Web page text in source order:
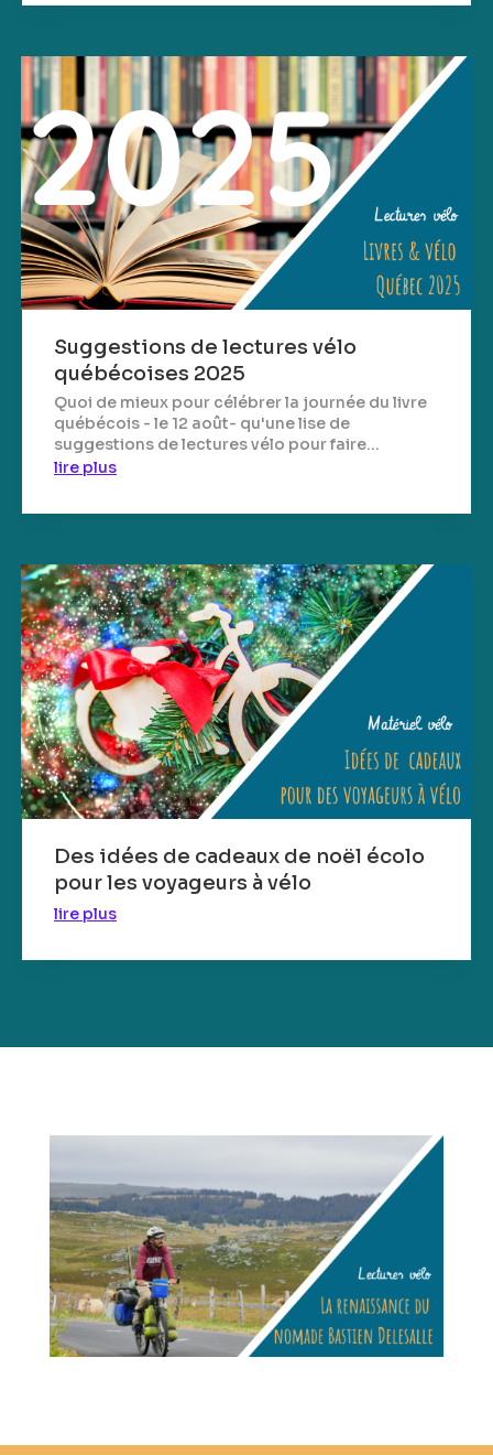
Suggestions de lectures vélo
québécoises 2025
Quoi de mieux pour célébrer la journée du livre
québécois - le 12 août- qu'une lise de
suggestions de lectures vélo pour faire...
lire plus
Des idées de cadeaux de noël écolo
pour les voyageurs à vélo
lire plus